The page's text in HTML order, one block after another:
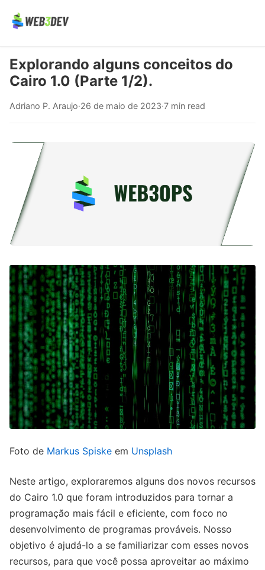
Explorando alguns conceitos do
Cairo 1.0 (Parte 1/2).
Adriano P. Araujo·26 de maio de 2023·7 min read
Foto de Markus Spiske em Unsplash
Neste artigo, exploraremos alguns dos novos recursos
do Cairo 1.0 que foram introduzidos para tornar a
programação mais fácil e eficiente, com foco no
desenvolvimento de programas prováveis. Nosso
objetivo é ajudá-lo a se familiarizar com esses novos
recursos, para que você possa aproveitar ao máximo